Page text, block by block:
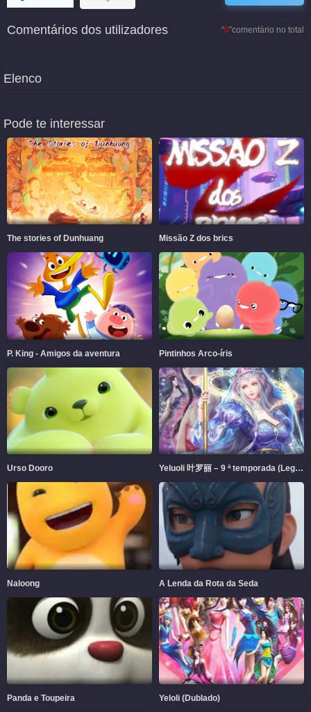
“0”comentário no total
Comentários dos utilizadores
Elenco
Pode te interessar
The stories of Dunhuang Missão Z dos brics
P. King - Amigos da aventura Pintinhos Arco-íris
Urso Dooro Yeluoli 叶罗丽 – 9 ª temporada (Legendado)
Naloong A Lenda da Rota da Seda
Panda e Toupeira Yeloli (Dublado)